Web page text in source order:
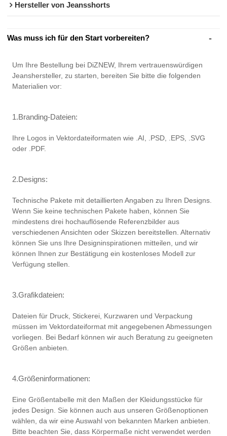
Hersteller von Jeansshorts
Was muss ich für den Start vorbereiten?
Um Ihre Bestellung bei DiZNEW, Ihrem vertrauenswürdigen
Jeanshersteller, zu starten, bereiten Sie bitte die folgenden
Materialien vor:
1.Branding-Dateien:
Ihre Logos in Vektordateiformaten wie .AI, .PSD, .EPS, .SVG
oder .PDF.
2.Designs:
Technische Pakete mit detaillierten Angaben zu Ihren Designs.
Wenn Sie keine technischen Pakete haben, können Sie
mindestens drei hochauflösende Referenzbilder aus
verschiedenen Ansichten oder Skizzen bereitstellen. Alternativ
können Sie uns Ihre Designinspirationen mitteilen, und wir
können Ihnen zur Bestätigung ein kostenloses Modell zur
Verfügung stellen.
3.Grafikdateien:
Dateien für Druck, Stickerei, Kurzwaren und Verpackung
müssen im Vektordateiformat mit angegebenen Abmessungen
vorliegen. Bei Bedarf können wir auch Beratung zu geeigneten
Größen anbieten.
4.Größeninformationen:
Eine Größentabelle mit den Maßen der Kleidungsstücke für
jedes Design. Sie können auch aus unseren Größenoptionen
wählen, da wir eine Auswahl von bekannten Marken anbieten.
Bitte beachten Sie, dass Körpermaße nicht verwendet werden